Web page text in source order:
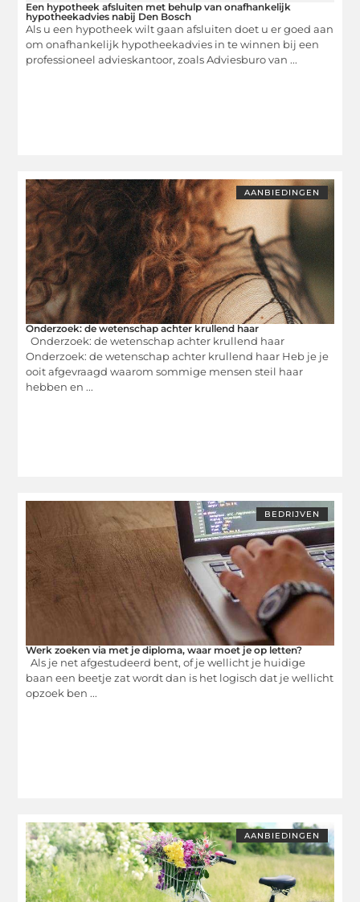
Een hypotheek afsluiten met behulp van onafhankelijk
hypotheekadvies nabij Den Bosch
Als u een hypotheek wilt gaan afsluiten doet u er goed aan
om onafhankelijk hypotheekadvies in te winnen bij een
professioneel advieskantoor, zoals Adviesburo van ...
AANBIEDINGEN
Onderzoek: de wetenschap achter krullend haar
Onderzoek: de wetenschap achter krullend haar
Onderzoek: de wetenschap achter krullend haar Heb je je
ooit afgevraagd waarom sommige mensen steil haar
hebben en ...
BEDRIJVEN
Werk zoeken via met je diploma, waar moet je op letten?
Als je net afgestudeerd bent, of je wellicht je huidige
baan een beetje zat wordt dan is het logisch dat je wellicht
opzoek ben ...
AANBIEDINGEN